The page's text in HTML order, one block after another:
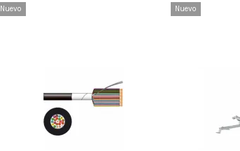
Nuevo Nuevo